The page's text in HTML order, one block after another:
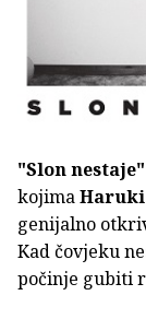
"Slon nestaje"
kojima
genijalno
Kad čovjeku
počinje gubiti